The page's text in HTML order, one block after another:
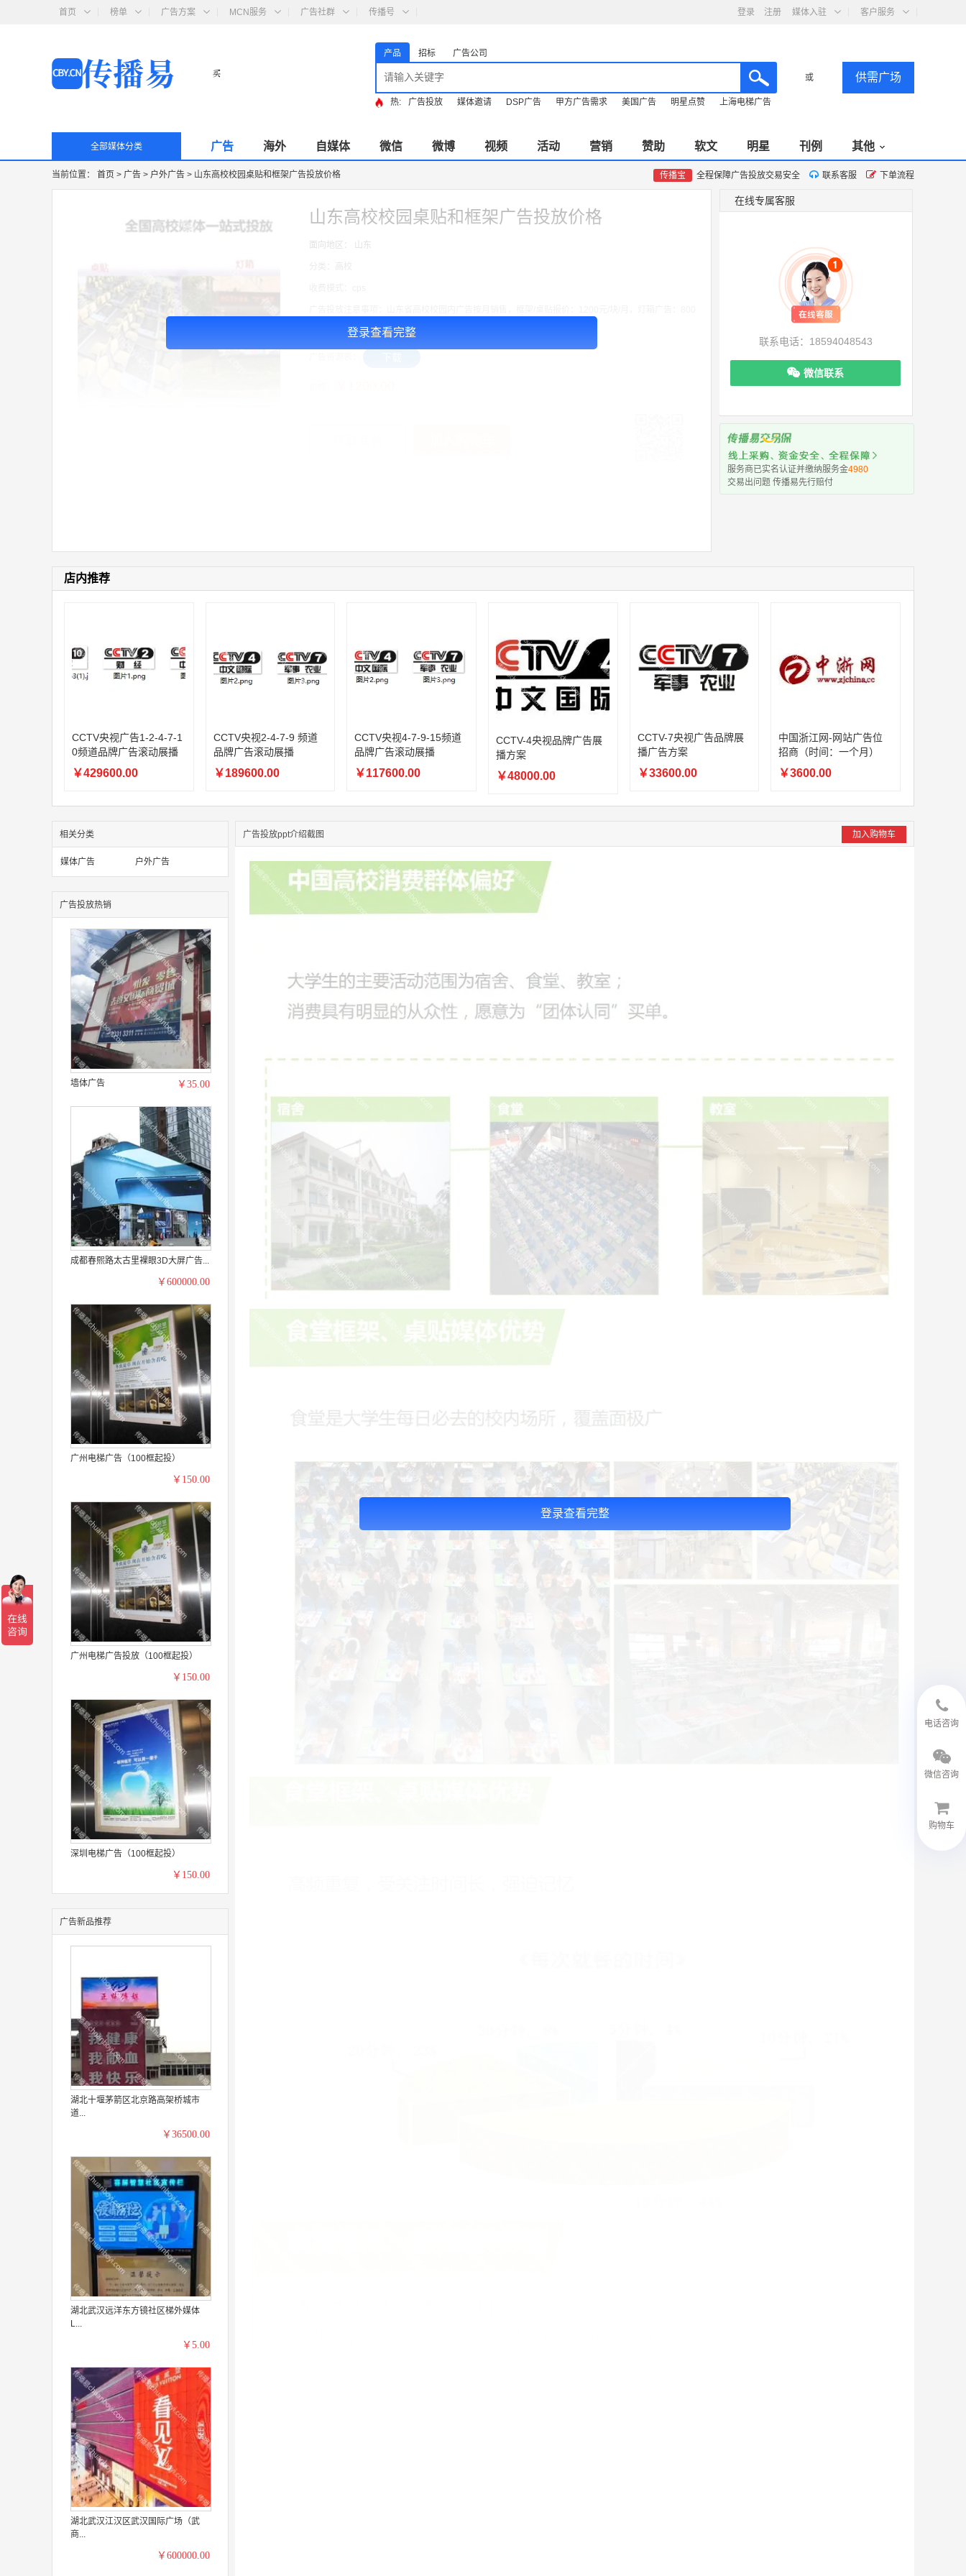
首页 榜单 广告方案 MCN服务 广告社群 传播号 登录 注册 媒体入驻 客户服务
产品 招标 广告公司
或 供需广场
热: 广告投放 媒体邀请 DSP广告 甲方广告需求 美国广告 明星点赞 上海电梯广告
全部媒体分类 广告 海外 自媒体 微信 微博 视频 活动 营销 赞助 软文 明星 刊例 其他
当前位置： 首页 > 广告 > 户外广告 > 山东高校校园桌贴和框架广告投放价格 传播宝 全程保障广告投放交易安全 联系客服 下单流程
登录查看完整
山东高校校园桌贴和框架广告投放价格
面向地区： 山东
05:17:23 182****1341
联系了该媒体所在商家
03:00:41 153****4020
联系了该媒体所在商家
08:52:47
155****6115
联系了该媒体所在商家
联系了该媒体所在商家
03:20:56 156****3374 联系了该媒体所在商家
03:42:33 158****0746 联系了该媒体所在商家
01:59:39 189****2617 联系了该媒体所在商家
04:12:36 181****8167 联系了该媒体所在商家
在线专属客服
联系电话：18594048543
微信联系
服务商已实名认证并缴纳服务金4980
交易出问题 传播易先行赔付
店内推荐
CCTV央视广告1-2-4-7-1
0频道品牌广告滚动展播
￥429600.00
CCTV央视2-4-7-9 频道
品牌广告滚动展播
￥189600.00
CCTV央视4-7-9-15频道
品牌广告滚动展播
￥117600.00
CCTV-4央视品牌广告展
播方案
￥48000.00
CCTV-7央视广告品牌展
播广告方案
￥33600.00
中国浙江网-网站广告位
招商（时间：一个月）
￥3600.00
相关分类
媒体广告 户外广告
广告投放热销
墙体广告 ￥35.00
成都春熙路太古里裸眼3D大屏广告...
￥600000.00
广州电梯广告（100框起投）
￥150.00
广州电梯广告投放（100框起投）
￥150.00
深圳电梯广告（100框起投）
￥150.00
广告新品推荐
湖北十堰茅箭区北京路高架桥城市
道...
￥36500.00
湖北武汉远洋东方镜社区梯外媒体
L...
￥5.00
湖北武汉江汉区武汉国际广场（武
商...
￥600000.00
广告投放ppt介绍截图 加入购物车
登录查看完整
电话咨询
微信咨询
购物车